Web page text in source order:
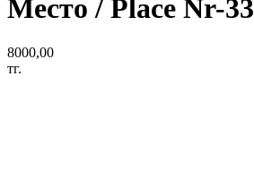
Место / Place Nr-33
8000,00
тг.